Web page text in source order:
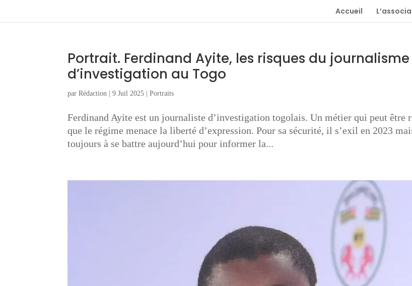
Accueil
Portrait. Ferdinand Ayite, les risques du journalisme
d’investigation au Togo
parRédaction |9 Juil 2025 |Portraits
Ferdinand Ayite est un journaliste d’investigation togolais. Un métier qui peut être
que le régime menace la liberté d’expression. Pour sa sécurité, il s’exil en 2023
toujours à se battre aujourd’hui pour informer la...